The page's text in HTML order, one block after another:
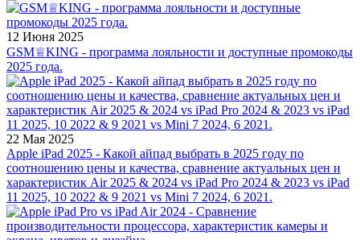
12 Июня 2025
GSM♕KING - программа лояльности и доступные промокоды
2025 года.
22 Мая 2025
Apple iPad 2025 - Какой айпад выбрать в 2025 году по
соотношению цены и качества, сравнение актуальных цен и
характеристик Air 2025 & 2024 vs iPad Pro 2024 & 2023 vs iPad
11 2025, 10 2022 & 9 2021 vs Mini 7 2024, 6 2021.